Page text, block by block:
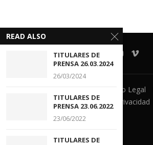
Aviso Legal
Política de Privacidad
READ ALSO
TITULARES DE
PRENSA 26.03.2024
26/03/2024
TITULARES DE
PRENSA 23.06.2022
23/06/2022
TITULARES DE